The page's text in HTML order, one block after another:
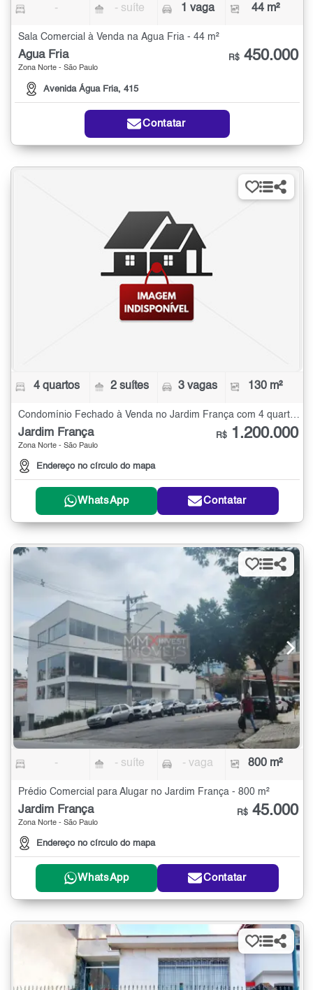
- - suíte 1 vaga 44 m²
Sala Comercial à Venda na Água Fria - 44 m²
Água Fria
Zona Norte - São Paulo
Avenida Água Fria, 415
R$ 450.000
Contatar
4 quartos 2 suítes 3 vagas 130 m²
Jardim França
Zona Norte - São Paulo
Endereço no círculo do mapa
R$ 1.200.000
WhatsApp Contatar
- - suíte - vaga 800 m²
Prédio Comercial para Alugar no Jardim França - 800 m²
Jardim França
Zona Norte - São Paulo
Endereço no círculo do mapa
R$ 45.000
WhatsApp Contatar